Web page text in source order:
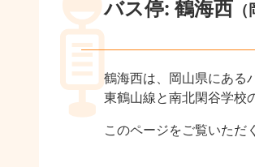
バス停: 鶴海西
鶴海西は、岡山県にある
東鶴山線と南北閑谷学校
このページをご覧いただ